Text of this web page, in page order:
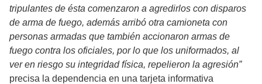
tripulantes de ésta comenzaron a agredirlos con disparos
de arma de fuego, además arribó otra camioneta con
personas armadas que también accionaron armas de
fuego contra los oficiales, por lo que los uniformados, al
ver en riesgo su integridad física, repelieron la agresión”
precisa la dependencia en una tarjeta informativa